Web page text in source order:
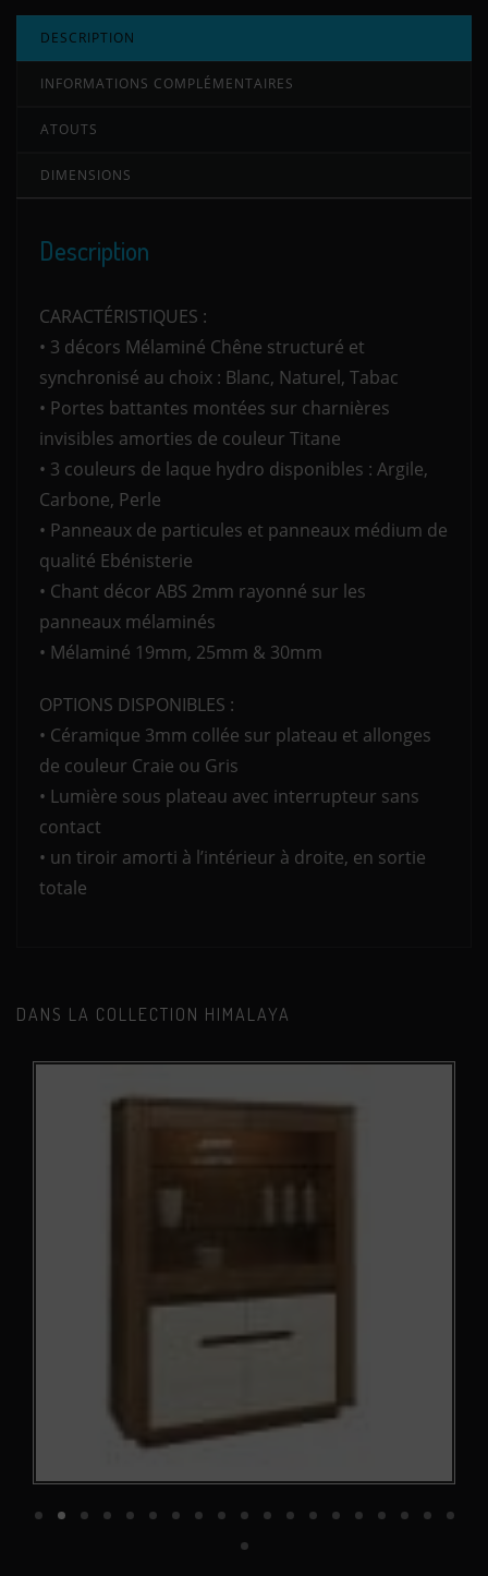
DESCRIPTION
INFORMATIONS COMPLÉMENTAIRES
ATOUTS
DIMENSIONS
Description
CARACTÉRISTIQUES :
• 3 décors Mélaminé Chêne structuré et
synchronisé au choix : Blanc, Naturel, Tabac
• Portes battantes montées sur charnières
invisibles amorties de couleur Titane
• 3 couleurs de laque hydro disponibles : Argile,
Carbone, Perle
• Panneaux de particules et panneaux médium de
qualité Ebénisterie
• Chant décor ABS 2mm rayonné sur les
panneaux mélaminés
• Mélaminé 19mm, 25mm & 30mm
OPTIONS DISPONIBLES :
• Céramique 3mm collée sur plateau et allonges
de couleur Craie ou Gris
• Lumière sous plateau avec interrupteur sans
contact
• un tiroir amorti à l’intérieur à droite, en sortie
totale
DANS LA COLLECTION HIMALAYA